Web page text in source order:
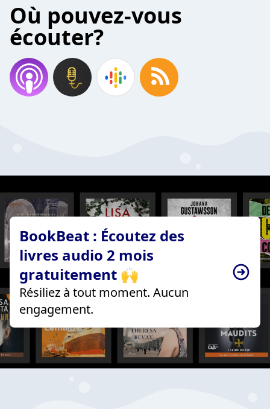
Où pouvez-vous
écouter?
BookBeat : Écoutez des
livres audio 2 mois
gratuitement 🙌
Résiliez à tout moment. Aucun
engagement.